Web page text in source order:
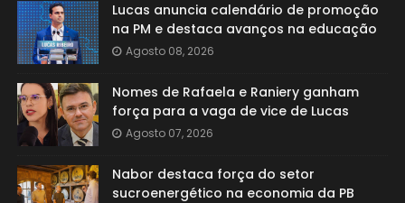
Lucas anuncia calendário de promoção
na PM e destaca avanços na educação
Agosto 08, 2026
Nomes de Rafaela e Raniery ganham
força para a vaga de vice de Lucas
Agosto 07, 2026
Nabor destaca força do setor
sucroenergético na economia da PB